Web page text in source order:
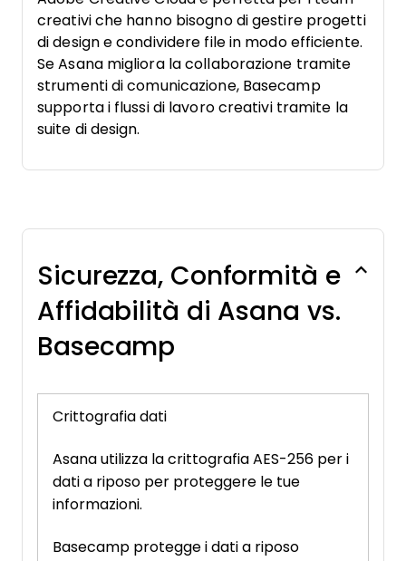
creativi che hanno bisogno di gestire progetti
di design e condividere file in modo efficiente.
Se Asana migliora la collaborazione tramite
strumenti di comunicazione, Basecamp
supporta i flussi di lavoro creativi tramite la
suite di design.
Sicurezza, Conformità e
Affidabilità di Asana vs.
Basecamp
Crittografia dati
Asana utilizza la crittografia AES-256 per i
dati a riposo per proteggere le tue
informazioni.
Basecamp protegge i dati a riposo